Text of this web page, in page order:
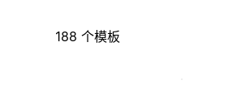
188 个模板